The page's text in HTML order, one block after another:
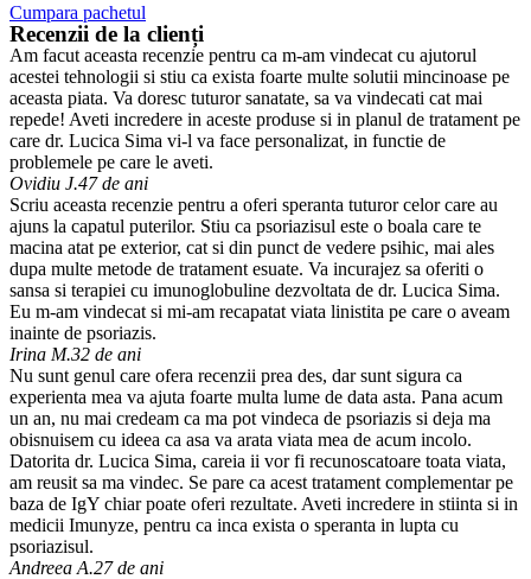
Cumpara pachetul
Recenzii de la clienți
Am facut aceasta recenzie pentru ca m-am vindecat cu ajutorul
acestei tehnologii si stiu ca exista foarte multe solutii mincinoase pe
aceasta piata. Va doresc tuturor sanatate, sa va vindecati cat mai
repede! Aveti incredere in aceste produse si in planul de tratament pe
care dr. Lucica Sima vi-l va face personalizat, in functie de
problemele pe care le aveti.
Ovidiu J.47 de ani
Scriu aceasta recenzie pentru a oferi speranta tuturor celor care au
ajuns la capatul puterilor. Stiu ca psoriazisul este o boala care te
macina atat pe exterior, cat si din punct de vedere psihic, mai ales
dupa multe metode de tratament esuate. Va incurajez sa oferiti o
sansa si terapiei cu imunoglobuline dezvoltata de dr. Lucica Sima.
Eu m-am vindecat si mi-am recapatat viata linistita pe care o aveam
inainte de psoriazis.
Irina M.32 de ani
Nu sunt genul care ofera recenzii prea des, dar sunt sigura ca
experienta mea va ajuta foarte multa lume de data asta. Pana acum
un an, nu mai credeam ca ma pot vindeca de psoriazis si deja ma
obisnuisem cu ideea ca asa va arata viata mea de acum incolo.
Datorita dr. Lucica Sima, careia ii vor fi recunoscatoare toata viata,
am reusit sa ma vindec. Se pare ca acest tratament complementar pe
baza de IgY chiar poate oferi rezultate. Aveti incredere in stiinta si in
medicii Imunyze, pentru ca inca exista o speranta in lupta cu
psoriazisul.
Andreea A.27 de ani